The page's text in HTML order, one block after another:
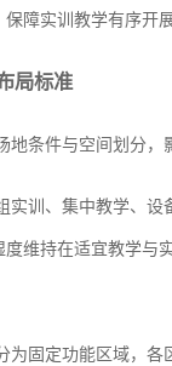
障实训教学有序开展
局标准
地条件与空间划分，
实训、集中教学、
维持在适宜教学与
为固定功能区域，